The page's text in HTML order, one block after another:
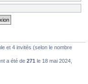
et 4 invités (selon le nombre
a été de 271 le 18 mai 2024,